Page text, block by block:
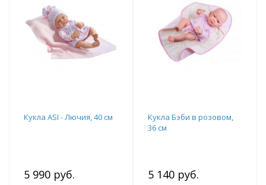
Кукла ASI - Лючия, 40 см
5 990 руб.
Кукла Бэби в розовом,
36 см
5 140 руб.